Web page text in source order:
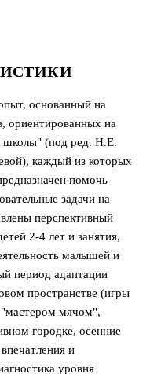
основанный на
ориентированных на
школы" (под ред. Н.Е.
каждый из которых
помочь
задачи на
перспективный
2-4 лет и занятия,
малышей и
период адаптации
пространстве (игры
мячом",
городке, осенние
и
уровня